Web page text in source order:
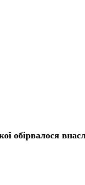
обірвалося